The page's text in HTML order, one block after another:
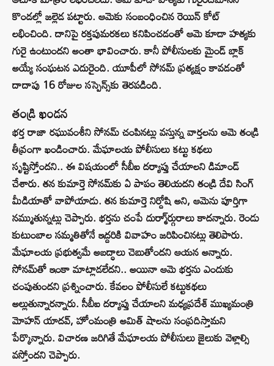
కొండల్లో జల్లెడ పట్టారు. ఆమెకు సంబంధించిన రెయిన్ కోట్
లభించింది. దానిపై రక్తపుమరకలు కనిపించడంతో ఆమె కూడా హత్యకు
గురై ఉంటుందని అంతా భావించారు. కానీ పోలీసులకు మైండ్ బ్లాక్
అయ్యే సంఘటన ఎదురైంది. యూపీలో సోనమ్ ప్రత్యక్షం కావడంతో
దాదాపు 16 రోజుల సస్పెన్స్‌కు తెరపడింది.
తండ్రి ఖండన
భర్త రాజా రఘువంశీని సోనమ్ చంపినట్లు వస్తున్న వార్తలను ఆమె తండ్రి
తీవ్రంగా ఖండించారు. మేఘాలయ పోలీసులు కట్టు కథలు
సృష్టిస్తోందని.. ఈ విషయంలో సీబీఐ దర్యాప్తు చేయాలని డిమాండ్
చేశారు. తన కుమార్తె‌ సోనమ్‌కు ఏ పాపం తెలియదని తండ్రి దేవి సింగ్
మీడియాతో వాపోయాడు. తన కుమార్తె నిర్దోషి అని, ఆమెను పూర్తిగా
నమ్ముతున్నట్లు చెప్పారు. భర్తను చంపే దుర్మా్ర్గురాలు కాదన్నారు. రెండు
కుటుంబాల సమ్మతితోనే ఇద్దరికి వివాహం జరిపించినట్లు తెలిపారు.
మేఘాలయ ప్రభుత్వమే అబద్ధాలు చెబుతోందని ఆయన అన్నారు.
సోనమ్‌తో ఇంకా మాట్లాడలేదని.. అయినా ఆమె భర్తను ఎందుకు
చంపుతుందని ప్రశ్నించారు. కేవలం పోలీసులే కట్టుకథలు
అల్లుతున్నారన్నారు. సీబీఐ దర్యాప్తు చేయాలని మధ్యప్రదేశ్ ముఖ్యమంత్రి
మోహన్ యాదవ్, హోంమంత్రి అమిత్ షాలను సంప్రదిస్తామని
పేర్కొన్నారు. విచారణ జరిగితే మేఘాలయ పోలీసులు జైలుకు వెళ్లాల్సి
వస్తోందని చెప్పారు.